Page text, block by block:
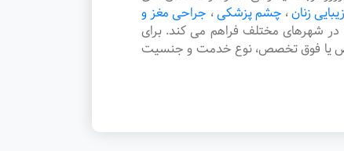
زنان، چشم پزشکی، جراحی مغز و
در شهرهای مختلف فراهم می کند. برای
یا فوق تخصص، نوع خدمت و جنسیت